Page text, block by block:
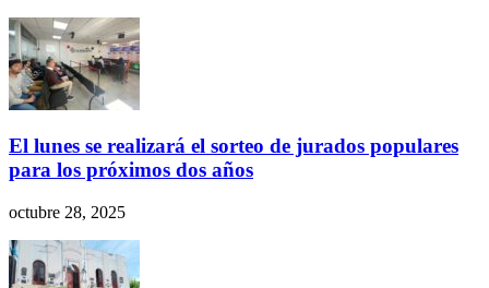
El lunes se realizará el sorteo de jurados populares
para los próximos dos años
octubre 28, 2025